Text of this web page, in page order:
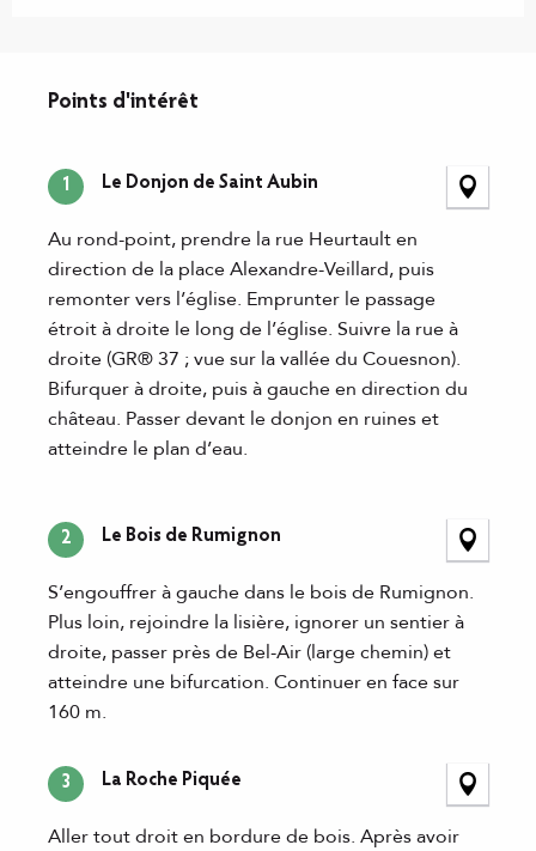
Points d'intérêt
1 Le Donjon de Saint Aubin
Au rond-point, prendre la rue Heurtault en
direction de la place Alexandre-Veillard, puis
remonter vers l’église. Emprunter le passage
étroit à droite le long de l’église. Suivre la rue à
droite (GR® 37 ; vue sur la vallée du Couesnon).
Bifurquer à droite, puis à gauche en direction du
château. Passer devant le donjon en ruines et
atteindre le plan d’eau.
2 Le Bois de Rumignon
S’engouffrer à gauche dans le bois de Rumignon.
Plus loin, rejoindre la lisière, ignorer un sentier à
droite, passer près de Bel-Air (large chemin) et
atteindre une bifurcation. Continuer en face sur
160 m.
3 La Roche Piquée
Aller tout droit en bordure de bois. Après avoir